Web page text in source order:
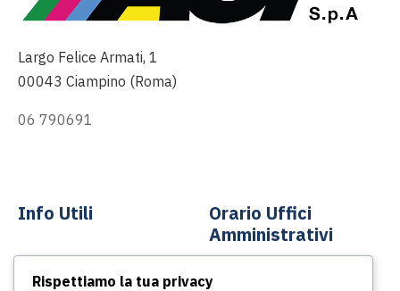
Largo Felice Armati, 1
00043 Ciampino (Roma)
06 790691
Info Utili
Contatti
Orario Uffici
Amministrativi
Dal lunedì al venerdì
Rispettiamo la tua privacy